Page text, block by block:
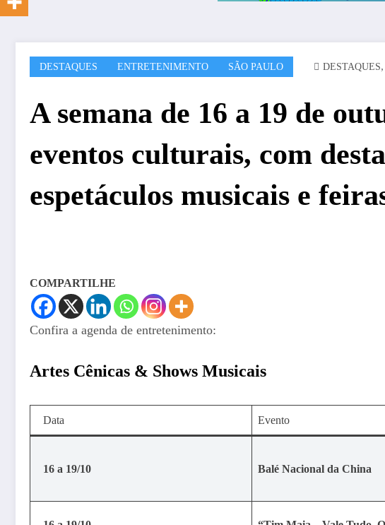
DESTAQUES ENTRETENIMENTO SÃO PAULO DESTAQUES,
A semana de 16 a 19 de
eventos culturais, com
espetáculos musicais e
COMPARTILHE
Confira a agenda de entretenimento:
Artes Cênicas & Shows Musicais
Data Evento
16 a 19/10 Balé Nacional da China